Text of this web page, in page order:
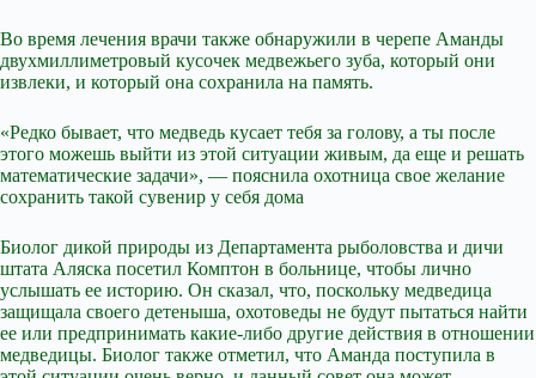
Во время лечения врачи также обнаружили в черепе Аманды
двухмиллиметровый кусочек медвежьего зуба, который они
извлеки, и который она сохранила на память.
«Редко бывает, что медведь кусает тебя за голову, а ты после
этого можешь выйти из этой ситуации живым, да еще и решать
математические задачи», — пояснила охотница свое желание
сохранить такой сувенир у себя дома
Биолог дикой природы из Департамента рыболовства и дичи
штата Аляска посетил Комптон в больнице, чтобы лично
услышать ее историю. Он сказал, что, поскольку медведица
защищала своего детеныша, охотоведы не будут пытаться найти
ее или предпринимать какие-либо другие действия в отношении
медведицы. Биолог также отметил, что Аманда поступила в